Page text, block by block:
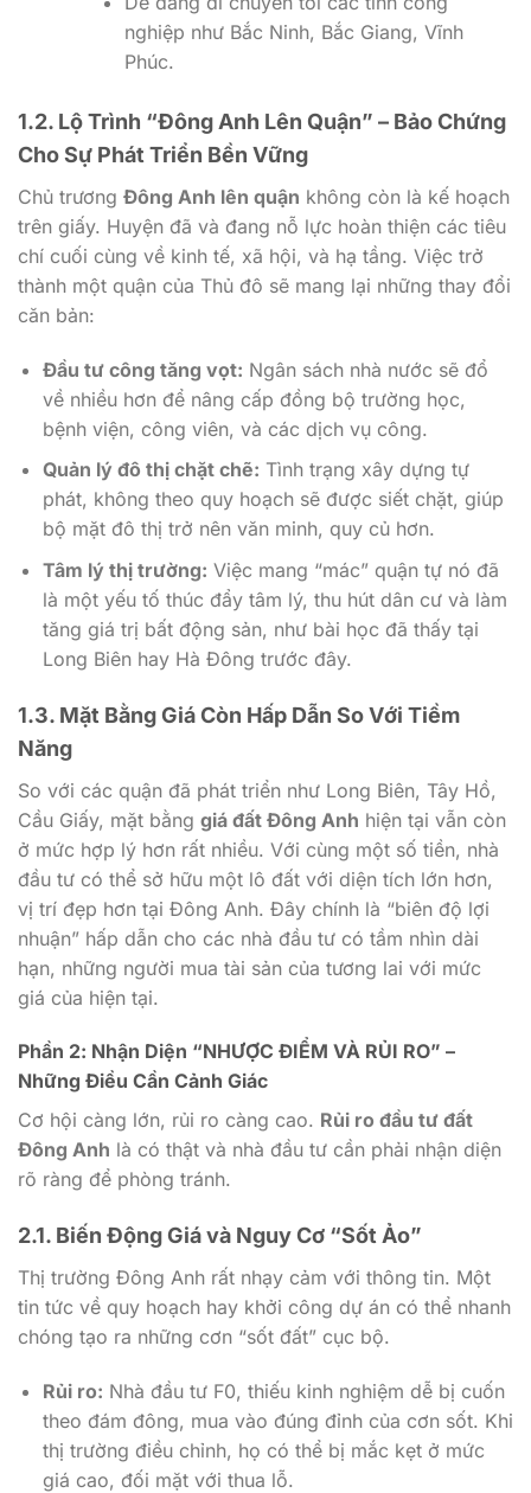
nghiệp như Bắc Ninh, Bắc Giang, Vĩnh
Phúc.
1.2. Lộ Trình “Đông Anh Lên Quận” – Bảo Chứng
Cho Sự Phát Triển Bền Vững
Chủ trương Đông Anh lên quận không còn là kế hoạch
trên giấy. Huyện đã và đang nỗ lực hoàn thiện các tiêu
chí cuối cùng về kinh tế, xã hội, và hạ tầng. Việc trở
thành một quận của Thủ đô sẽ mang lại những thay đổi
căn bản:
Đầu tư công tăng vọt: Ngân sách nhà nước sẽ đổ
về nhiều hơn để nâng cấp đồng bộ trường học,
bệnh viện, công viên, và các dịch vụ công.
Quản lý đô thị chặt chẽ: Tình trạng xây dựng tự
phát, không theo quy hoạch sẽ được siết chặt, giúp
bộ mặt đô thị trở nên văn minh, quy củ hơn.
Tâm lý thị trường: Việc mang “mác” quận tự nó đã
là một yếu tố thúc đẩy tâm lý, thu hút dân cư và làm
tăng giá trị bất động sản, như bài học đã thấy tại
Long Biên hay Hà Đông trước đây.
1.3. Mặt Bằng Giá Còn Hấp Dẫn So Với Tiềm
Năng
So với các quận đã phát triển như Long Biên, Tây Hồ,
Cầu Giấy, mặt bằng giá đất Đông Anh hiện tại vẫn còn
ở mức hợp lý hơn rất nhiều. Với cùng một số tiền, nhà
đầu tư có thể sở hữu một lô đất với diện tích lớn hơn,
vị trí đẹp hơn tại Đông Anh. Đây chính là “biên độ lợi
nhuận” hấp dẫn cho các nhà đầu tư có tầm nhìn dài
hạn, những người mua tài sản của tương lai với mức
giá của hiện tại.
Phần 2: Nhận Diện “NHƯỢC ĐIỂM VÀ RỦI RO” –
Những Điều Cần Cảnh Giác
Cơ hội càng lớn, rủi ro càng cao. Rủi ro đầu tư đất
Đông Anh là có thật và nhà đầu tư cần phải nhận diện
rõ ràng để phòng tránh.
2.1. Biến Động Giá và Nguy Cơ “Sốt Ảo”
Thị trường Đông Anh rất nhạy cảm với thông tin. Một
tin tức về quy hoạch hay khởi công dự án có thể nhanh
chóng tạo ra những cơn “sốt đất” cục bộ.
Rủi ro: Nhà đầu tư F0, thiếu kinh nghiệm dễ bị cuốn
theo đám đông, mua vào đúng đỉnh của cơn sốt. Khi
thị trường điều chỉnh, họ có thể bị mắc kẹt ở mức
giá cao, đối mặt với thua lỗ.